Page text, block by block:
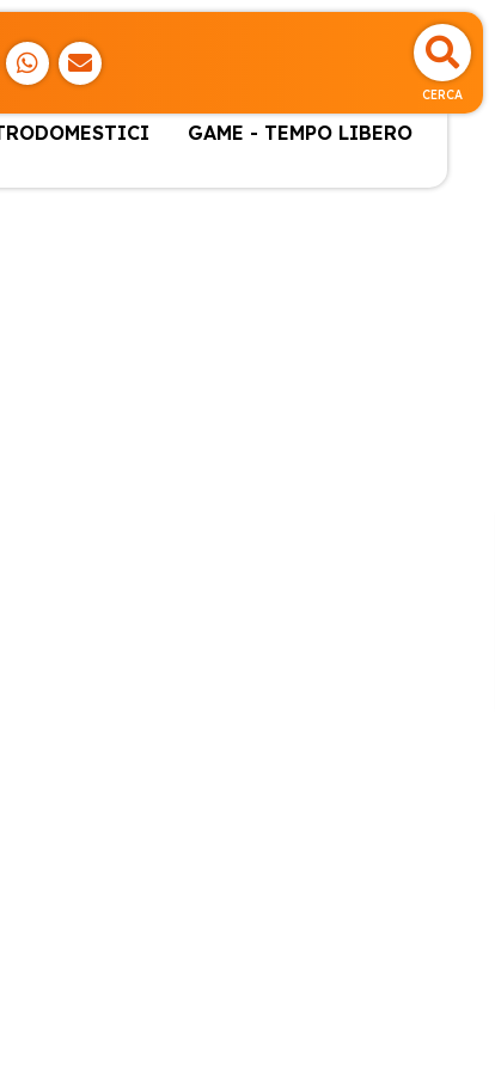
CERCA
GAME - TEMPO LIBERO